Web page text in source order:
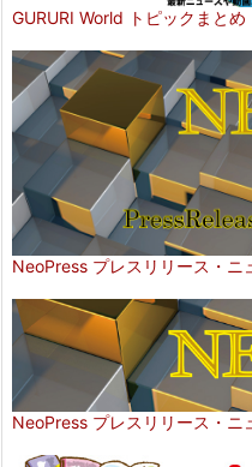
GURURI World トピックまとめ
NeoPress プレスリリース・
NeoPress プレスリリース・ニ